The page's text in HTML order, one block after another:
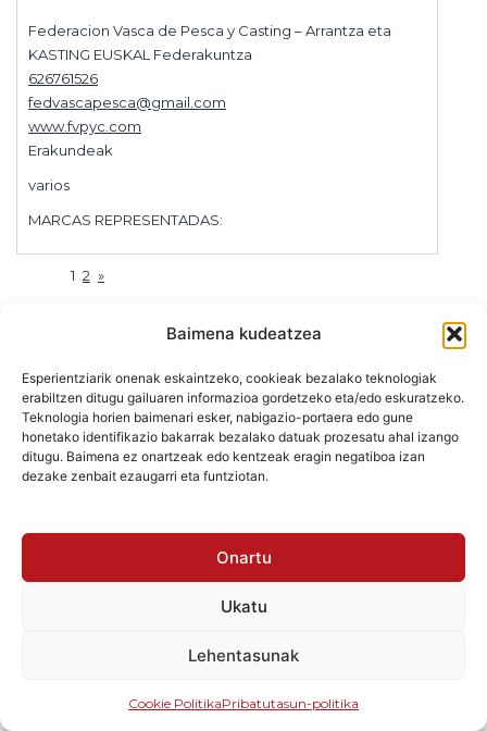
Baimena kudeatzea
Esperientziarik onenak eskaintzeko, cookieak bezalako teknologiak
erabiltzen ditugu gailuaren informazioa gordetzeko eta/edo eskuratzeko.
Teknologia horien baimenari esker, nabigazio-portaera edo gune
honetako identifikazio bakarrak bezalako datuak prozesatu ahal izango
ditugu. Baimena ez onartzeak edo kentzeak eragin negatiboa izan
dezake zenbait ezaugarri eta funtziotan.
Onartu
Ukatu
Lehentasunak
Cookie PolitikaPribatutasun-politika
Federacion Vasca de Pesca y Casting – Arrantza eta
KASTING EUSKAL Federakuntza
626761526
fedvascapesca@gmail.com
www.fvpyc.com
Erakundeak
varios
MARCAS REPRESENTADAS:
1 2 »
¿Por qué
exponer en